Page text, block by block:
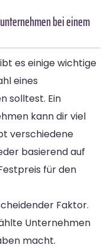
bei einem
es einige wichtige
eines
solltest. Ein
kann dir viel
verschiedene
basierend auf
für den
Faktor.
Unternehmen
macht.